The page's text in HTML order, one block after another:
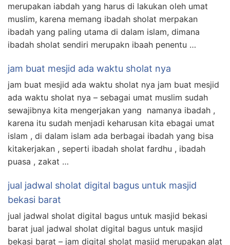
merupakan iabdah yang harus di lakukan oleh umat
muslim, karena memang ibadah sholat merpakan
ibadah yang paling utama di dalam islam, dimana
ibadah sholat sendiri merupakn ibaah penentu …
jam buat mesjid ada waktu sholat nya
jam buat mesjid ada waktu sholat nya jam buat mesjid
ada waktu sholat nya – sebagai umat muslim sudah
sewajibnya kita mengerjakan yang namanya ibadah ,
karena itu sudah menjadi keharusan kita ebagai umat
islam , di dalam islam ada berbagai ibadah yang bisa
kitakerjakan , seperti ibadah sholat fardhu , ibadah
puasa , zakat …
jual jadwal sholat digital bagus untuk masjid
bekasi barat
jual jadwal sholat digital bagus untuk masjid bekasi
barat jual jadwal sholat digital bagus untuk masjid
bekasi barat – jam digital sholat masjid merupakan alat